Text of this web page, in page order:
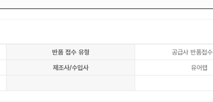
반품 접수 유형
공급사 반품접수
제조사/수입사
유어랩